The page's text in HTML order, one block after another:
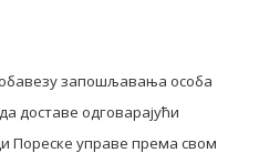
запошљавања особа
доставе одговарајући
Пореске управе према свом